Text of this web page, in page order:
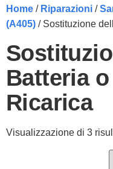
Home / Riparazioni /
(A405) / Sostituzione
Batteria
Ricarica
Visualizzazione di 3